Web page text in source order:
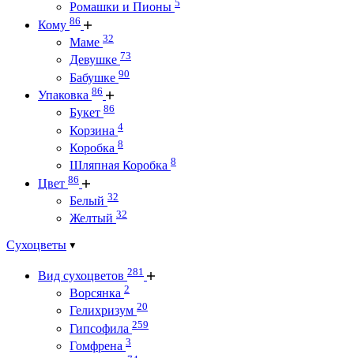
Ромашки и Пионы 5
Кому 86
Маме 32
Девушке 73
Бабушке 90
Упаковка 86
Букет 86
Корзина 4
Коробка 8
Шляпная Коробка 8
Цвет 86
Белый 32
Желтый 32
Сухоцветы
Вид сухоцветов 281
Ворсянка 2
Гелихризум 20
Гипсофила 259
Гомфрена 3